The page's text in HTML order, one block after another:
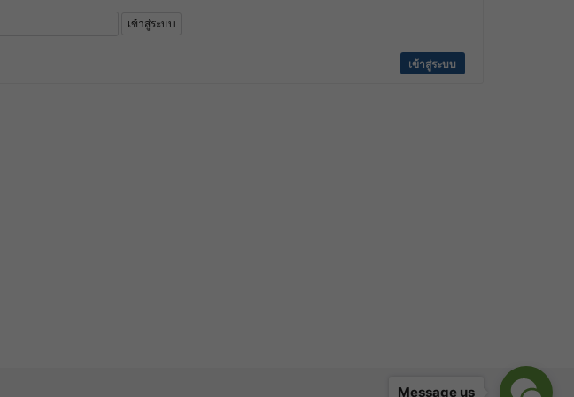
เข้าสู่ระบบ
Message us